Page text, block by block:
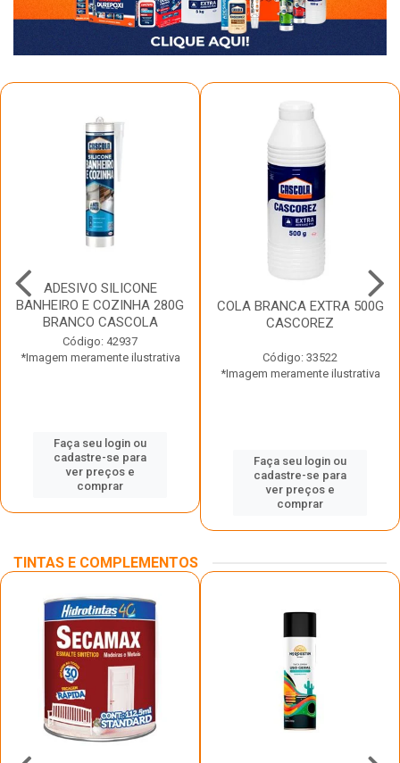
ADESIVO SILICONE
BANHEIRO E COZINHA 280G
BRANCO CASCOLA
Código: 42937
*Imagem meramente ilustrativa
Faça seu login ou
cadastre-se para
ver preços e
comprar
COLA BRANCA EXTRA 500G
CASCOREZ
Código: 33522
*Imagem meramente ilustrativa
Faça seu login ou
cadastre-se para
ver preços e
comprar
TINTAS E COMPLEMENTOS